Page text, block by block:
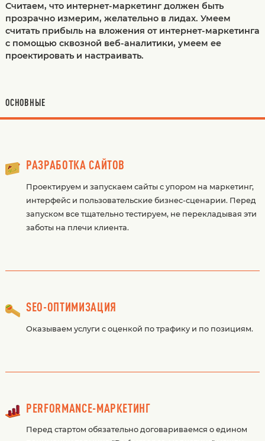
Считаем, что интернет-маркетинг должен быть
прозрачно измерим, желательно в лидах. Умеем
считать прибыль на вложения от интернет-маркетинга
с помощью сквозной веб-аналитики, умеем ее
проектировать и настраивать.
ОСНОВНЫЕ
РАЗРАБОТКА САЙТОВ
Проектируем и запускаем сайты с упором на маркетинг,
интерфейс и пользовательские бизнес-сценарии. Перед
запуском все тщательно тестируем, не перекладывая эти
заботы на плечи клиента.
SEO-ОПТИМИЗАЦИЯ
Оказываем услуги с оценкой по трафику и по позициям.
PERFORMANCE-МАРКЕТИНГ
Перед стартом обязательно договариваемся о едином